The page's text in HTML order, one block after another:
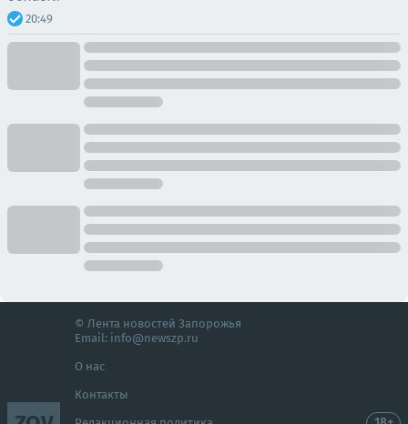
20:49
© Лента новостей Запорожья
Email: info@newszp.ru
О нас
Контакты